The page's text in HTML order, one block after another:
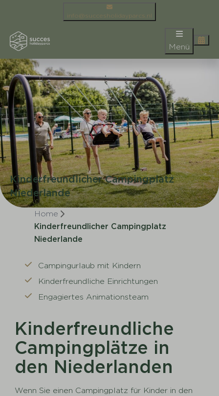
info@succesholidayparcs.nl
Menü
Kinderfreundlicher Campingplatz
Niederlande
Home
Kinderfreundlicher Campingplatz
Niederlande
Campingurlaub mit Kindern
Kinderfreundliche Einrichtungen
Engagiertes Animationsteam
Kinderfreundliche
Campingplätze in
den Niederlanden
Wenn Sie einen Campingplatz für Kinder in den